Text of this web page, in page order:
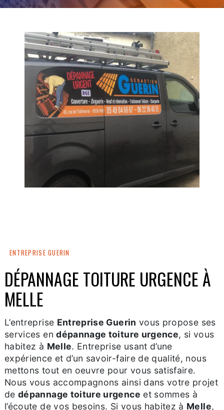
ENTREPRISE GUERIN
DÉPANNAGE TOITURE URGENCE À
MELLE
L’entreprise Entreprise Guerin vous propose ses
services endépannage toiture urgence, si vous
habitez à Melle. Entreprise usant d’une
expérience et d’un savoir-faire de qualité, nous
mettons tout en oeuvre pour vous satisfaire.
Nous vous accompagnons ainsi dans votre projet
dedépannage toiture urgence et sommes à
l’écoute de vos besoins. Si vous habitez à Melle,